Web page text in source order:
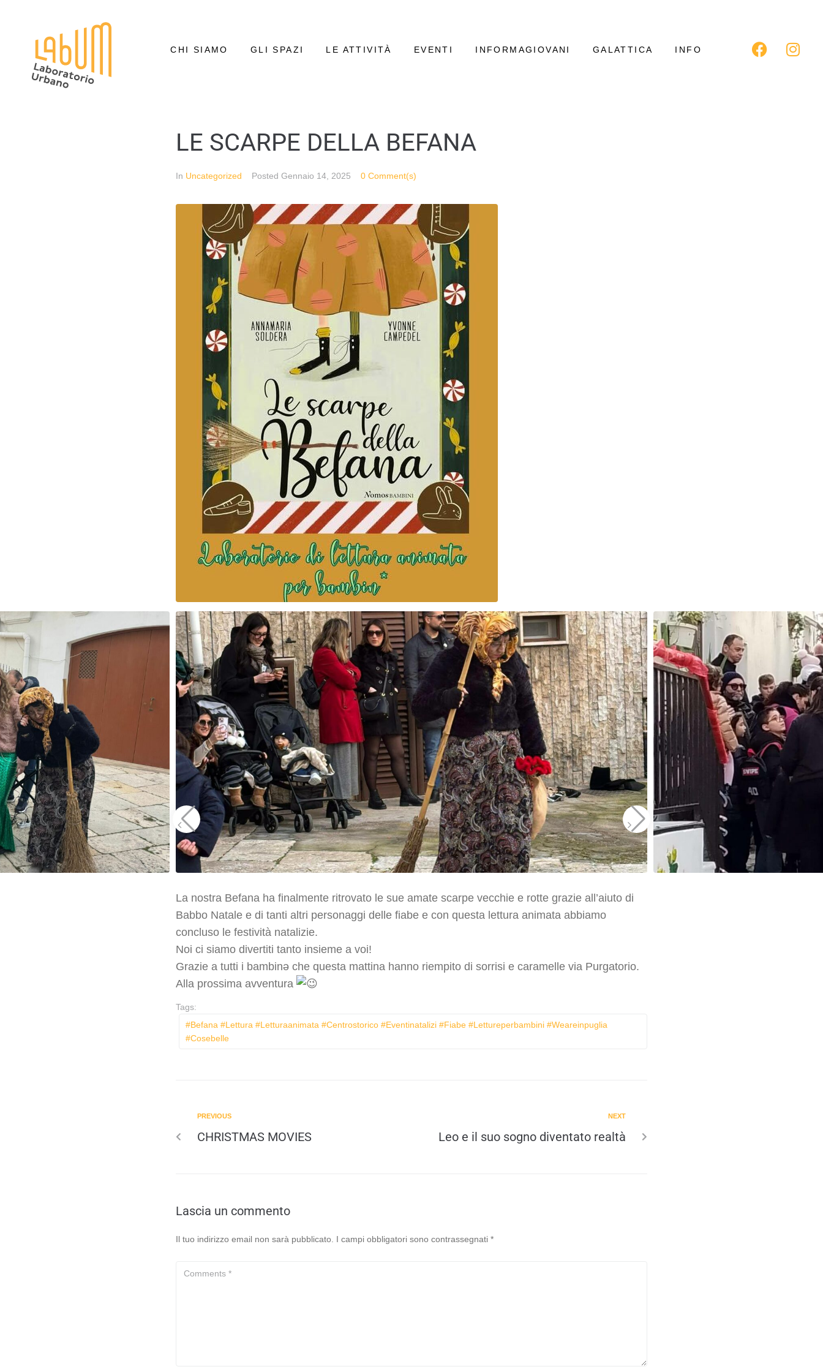
CHI SIAMO GLI SPAZI LE ATTIVITÀ EVENTI INFORMAGIOVANI GALATTICA INFO
LE SCARPE DELLA BEFANA
In Uncategorized Posted Gennaio 14, 2025 0 Comment(s)
La nostra Befana ha finalmente ritrovato le sue amate scarpe vecchie e rotte grazie all’aiuto di
Babbo Natale e di tanti altri personaggi delle fiabe e con questa lettura animata abbiamo
concluso le festività natalizie.
Noi ci siamo divertiti tanto insieme a voi!
Grazie a tutti i bambinə che questa mattina hanno riempito di sorrisi e caramelle via Purgatorio.
Alla prossima avventura
Tags:
#befana #lettura #letturaanimata #centrostorico #eventinatalizi #fiabe #lettureperbambini #weareinpuglia
#cosebelle
PREVIOUS
CHRISTMAS MOVIES
NEXT
Leo e il suo sogno diventato realtà
Lascia un commento
Il tuo indirizzo email non sarà pubblicato. I campi obbligatori sono contrassegnati *